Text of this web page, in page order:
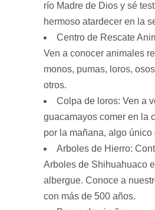
río Madre de Dios y sé
hermoso atardecer en la
Centro de Rescate
Ven a conocer animales
monos, pumas, loros,
otros.
Colpa de loros: Ven a
guacamayos comer en la
por la mañana, algo único
Arboles de Hierro:
Arboles de Shihuahuaco
albergue. Conoce a
con más de 500 años.